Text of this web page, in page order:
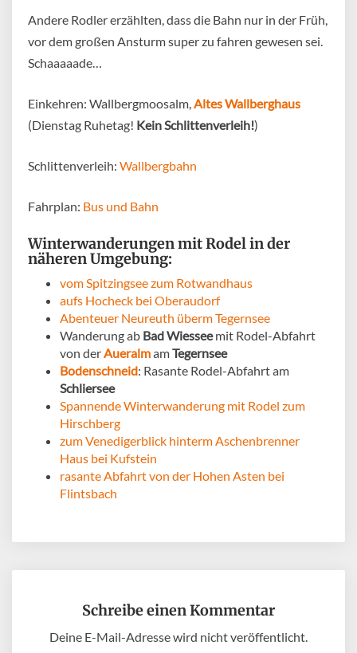
Andere Rodler erzählten, dass die Bahn nur in der Früh,
vor dem großen Ansturm super zu fahren gewesen sei.
Schaaaaade…
Einkehren: Wallbergmoosalm,Altes Wallberghaus
(Dienstag Ruhetag! Kein Schlittenverleih!)
Schlittenverleih: Wallbergbahn
Fahrplan: Bus und Bahn
Winterwanderungen mit Rodel in der
näheren Umgebung:
vom Spitzingsee zum Rotwandhaus
aufs Hocheck bei Oberaudorf
Abenteuer Neureuth überm Tegernsee
Wanderung ab Bad Wiesseemit Rodel-Abfahrt
von derAueralmamTegernsee
Bodenschneid: Rasante Rodel-Abfahrt am
Schliersee
Spannende Winterwanderung mit Rodel zum
Hirschberg
zum Venedigerblick hinterm Aschenbrenner
Haus bei Kufstein
rasante Abfahrt von der Hohen Asten bei
Flintsbach
Schreibe einen Kommentar
Deine E-Mail-Adresse wird nicht veröffentlicht.